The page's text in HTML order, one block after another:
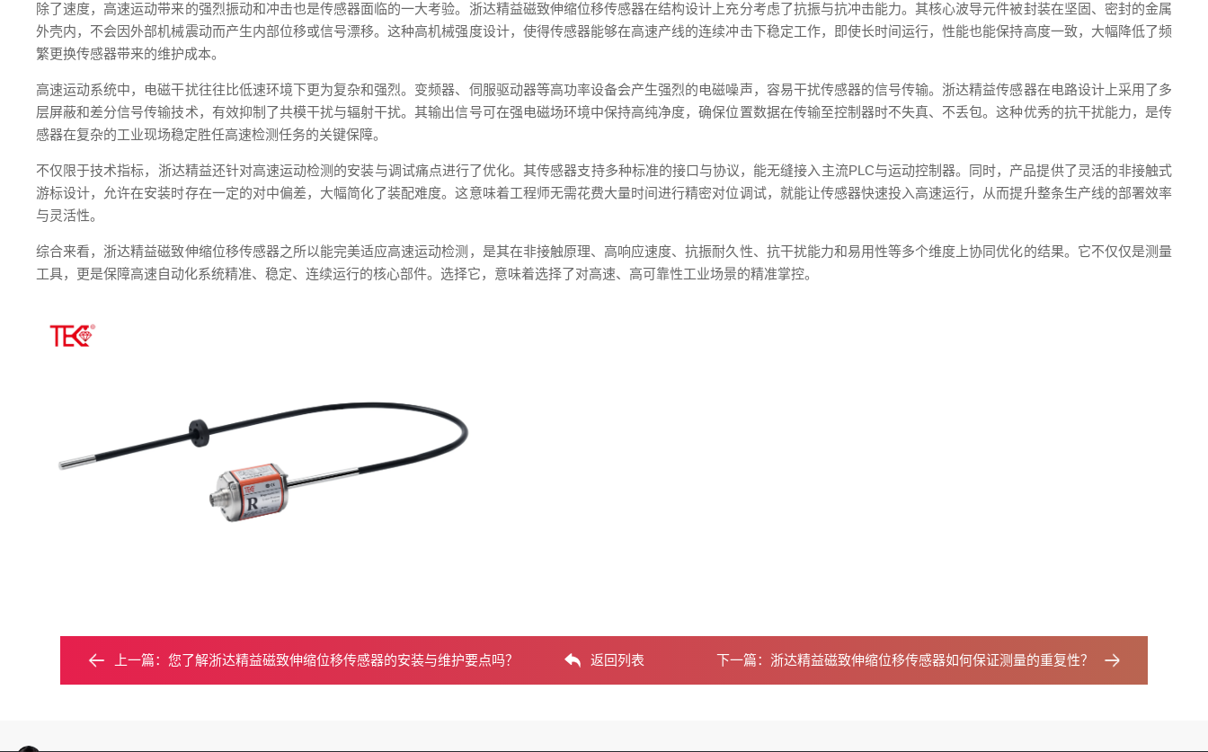
除了速度，高速运动带来的强烈振动和冲击也是传感器面临的一大考验。浙达精益磁致伸缩位移传感器在结构设计上充分考虑了抗振与抗冲击能力。其核心波导元件被封装在坚固、密封的金属
外壳内，不会因外部机械震动而产生内部位移或信号漂移。这种高机械强度设计，使得传感器能够在高速产线的连续冲击下稳定工作，即使长时间运行，性能也能保持高度一致，大幅降低了频
繁更换传感器带来的维护成本。
高速运动系统中，电磁干扰往往比低速环境下更为复杂和强烈。变频器、伺服驱动器等高功率设备会产生强烈的电磁噪声，容易干扰传感器的信号传输。浙达精益传感器在电路设计上采用了多
层屏蔽和差分信号传输技术，有效抑制了共模干扰与辐射干扰。其输出信号可在强电磁场环境中保持高纯净度，确保位置数据在传输至控制器时不失真、不丢包。这种优秀的抗干扰能力，是传
感器在复杂的工业现场稳定胜任高速检测任务的关键保障。
不仅限于技术指标，浙达精益还针对高速运动检测的安装与调试痛点进行了优化。其传感器支持多种标准的接口与协议，能无缝接入主流PLC与运动控制器。同时，产品提供了灵活的非接触式
游标设计，允许在安装时存在一定的对中偏差，大幅简化了装配难度。这意味着工程师无需花费大量时间进行精密对位调试，就能让传感器快速投入高速运行，从而提升整条生产线的部署效率
与灵活性。
综合来看，浙达精益磁致伸缩位移传感器之所以能完美适应高速运动检测，是其在非接触原理、高响应速度、抗振耐久性、抗干扰能力和易用性等多个维度上协同优化的结果。它不仅仅是测量
工具，更是保障高速自动化系统精准、稳定、连续运行的核心部件。选择它，意味着选择了对高速、高可靠性工业场景的精准掌控。
上一篇：您了解浙达精益磁致伸缩位移传感器的安装与维护要点吗？ 返回列表 下一篇： 浙达精益磁致伸缩位移传感器如何保证测量的重复性？